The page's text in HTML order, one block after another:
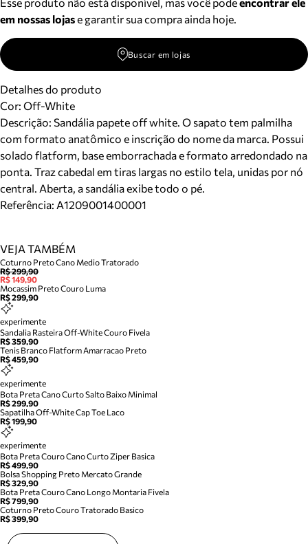
em nossas lojase garantir sua compra ainda hoje.
Buscar em lojas
Detalhes do produto
Cor: Off-White
Descrição: Sandália papete off white. O sapato tem palmilha
com formato anatômico e inscrição do nome da marca. Possui
solado flatform, base emborrachada e formato arredondado na
ponta. Traz cabedal em tiras largas no estilo tela, unidas por nó
central. Aberta, a sandália exibe todo o pé.
Referência: A1209001400001
VEJA TAMBÉM
Coturno Preto Cano Medio Tratorado
R$ 299,90
R$ 149,90
Mocassim Preto Couro Luma
R$ 299,90
experimente
Sandalia Rasteira Off-White Couro Fivela
R$ 359,90
Tenis Branco Flatform Amarracao Preto
R$ 459,90
experimente
Bota Preta Cano Curto Salto Baixo Minimal
R$ 299,90
Sapatilha Off-White Cap Toe Laco
R$ 199,90
experimente
Bota Preta Couro Cano Curto Ziper Basica
R$ 499,90
Bolsa Shopping Preto Mercato Grande
R$ 329,90
Bota Preta Couro Cano Longo Montaria Fivela
R$ 799,90
Coturno Preto Couro Tratorado Basico
R$ 399,90